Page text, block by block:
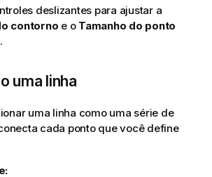
deslizantes para ajustar a
contorno e o Tamanho do ponto
.
uma linha
uma linha como uma série de
cada ponto que você define